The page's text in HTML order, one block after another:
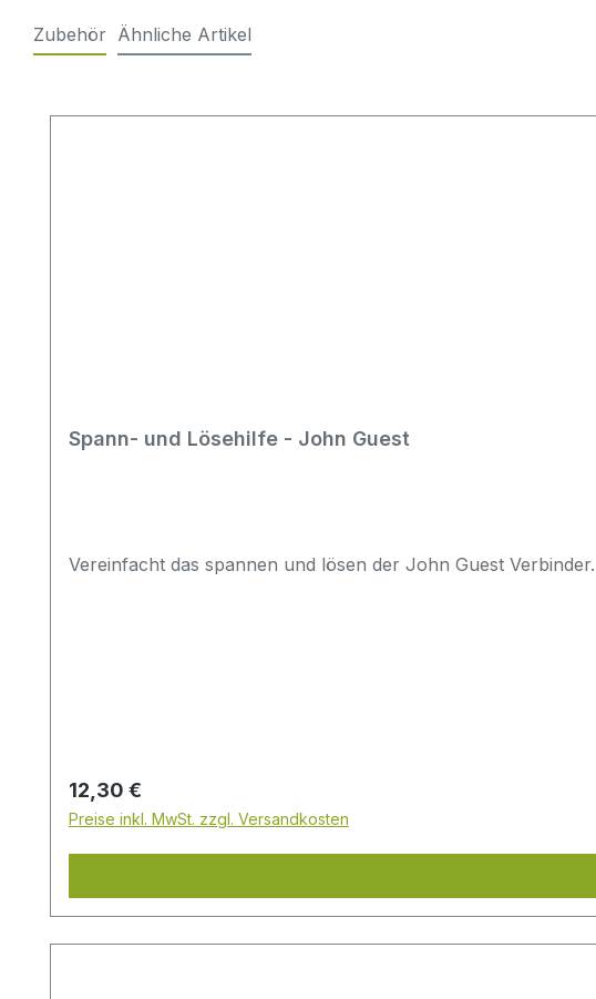
Zubehör Ähnliche Artikel
Spann- und Lösehilfe - John Guest
Vereinfacht das spannen und lösen der John Guest
Regulärer Preis:
12,30 €
Preise inkl. MwSt. zzgl. Versandkosten